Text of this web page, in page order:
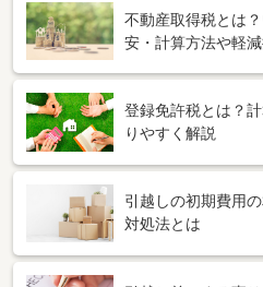
不動産取得税とは
安・計算方法や軽
登録免許税とは？
りやすく解説
引越しの初期費用
対処法とは